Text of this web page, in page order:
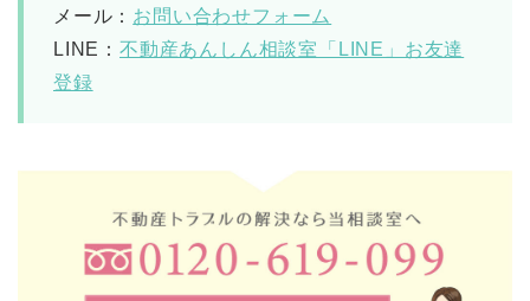
メール： お問い合わせフォーム
LINE： 不動産あんしん相談室「LINE」お友達
登録